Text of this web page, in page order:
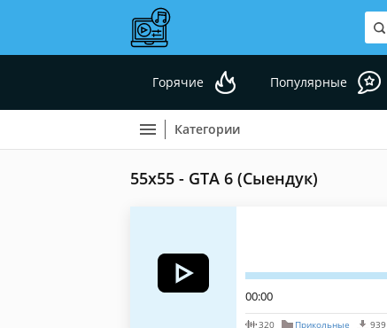
Горячие Популярные
Категории
55x55 - GTA 6 (Сыендук)
00:00
320 Прикольные 939